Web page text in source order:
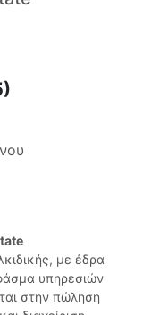
με έδρα
υπηρεσιών
στην πώληση